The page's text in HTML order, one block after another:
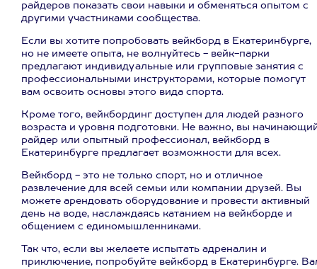
райдеров показать свои навыки и обменяться опытом с
другими участниками сообщества.
Если вы хотите попробовать вейкборд в Екатеринбурге,
но не имеете опыта, не волнуйтесь - вейк-парки
предлагают индивидуальные или групповые занятия с
профессиональными инструкторами, которые помогут
вам освоить основы этого вида спорта.
Кроме того, вейкбординг доступен для людей разного
возраста и уровня подготовки. Не важно, вы
райдер или опытный профессионал, вейкборд в
Екатеринбурге предлагает возможности для всех.
Вейкборд - это не только спорт, но и отличное
развлечение для всей семьи или компании друзей. Вы
можете арендовать оборудование и провести активный
день на воде, наслаждаясь катанием на вейкборде и
общением с единомышленниками.
Так что, если вы желаете испытать адреналин и
приключение, попробуйте вейкборд в Екатеринбурге.